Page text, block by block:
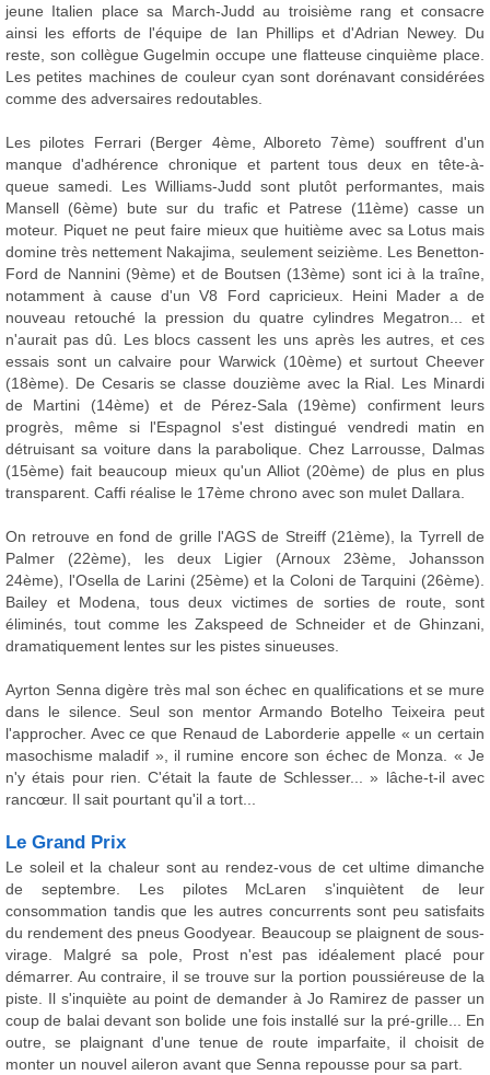
jeune Italien place sa March-Judd au troisième rang et consacre
ainsi les efforts de l'équipe de Ian Phillips et d'Adrian Newey. Du
reste, son collègue Gugelmin occupe une flatteuse cinquième place.
Les petites machines de couleur cyan sont dorénavant considérées
comme des adversaires redoutables.
Les pilotes Ferrari (Berger 4ème, Alboreto 7ème) souffrent d'un
manque d'adhérence chronique et partent tous deux en tête-à-
queue samedi. Les Williams-Judd sont plutôt performantes, mais
Mansell (6ème) bute sur du trafic et Patrese (11ème) casse un
moteur. Piquet ne peut faire mieux que huitième avec sa Lotus mais
domine très nettement Nakajima, seulement seizième. Les Benetton-
Ford de Nannini (9ème) et de Boutsen (13ème) sont ici à la traîne,
notamment à cause d'un V8 Ford capricieux. Heini Mader a de
nouveau retouché la pression du quatre cylindres Megatron... et
n'aurait pas dû. Les blocs cassent les uns après les autres, et ces
essais sont un calvaire pour Warwick (10ème) et surtout Cheever
(18ème). De Cesaris se classe douzième avec la Rial. Les Minardi
de Martini (14ème) et de Pérez-Sala (19ème) confirment leurs
progrès, même si l'Espagnol s'est distingué vendredi matin en
détruisant sa voiture dans la parabolique. Chez Larrousse, Dalmas
(15ème) fait beaucoup mieux qu'un Alliot (20ème) de plus en plus
transparent. Caffi réalise le 17ème chrono avec son mulet Dallara.
On retrouve en fond de grille l'AGS de Streiff (21ème), la Tyrrell de
Palmer (22ème), les deux Ligier (Arnoux 23ème, Johansson
24ème), l'Osella de Larini (25ème) et la Coloni de Tarquini (26ème).
Bailey et Modena, tous deux victimes de sorties de route, sont
éliminés, tout comme les Zakspeed de Schneider et de Ghinzani,
dramatiquement lentes sur les pistes sinueuses.
Ayrton Senna digère très mal son échec en qualifications et se mure
dans le silence. Seul son mentor Armando Botelho Teixeira peut
l'approcher. Avec ce que Renaud de Laborderie appelle « un certain
masochisme maladif », il rumine encore son échec de Monza. « Je
n'y étais pour rien. C'était la faute de Schlesser... » lâche-t-il avec
rancœur. Il sait pourtant qu'il a tort...
Le Grand Prix
Le soleil et la chaleur sont au rendez-vous de cet ultime dimanche
de septembre. Les pilotes McLaren s'inquiètent de leur
consommation tandis que les autres concurrents sont peu satisfaits
du rendement des pneus Goodyear. Beaucoup se plaignent de sous-
virage. Malgré sa pole, Prost n'est pas idéalement placé pour
démarrer. Au contraire, il se trouve sur la portion poussiéreuse de la
piste. Il s'inquiète au point de demander à Jo Ramirez de passer un
coup de balai devant son bolide une fois installé sur la pré-grille... En
outre, se plaignant d'une tenue de route imparfaite, il choisit de
monter un nouvel aileron avant que Senna repousse pour sa part.